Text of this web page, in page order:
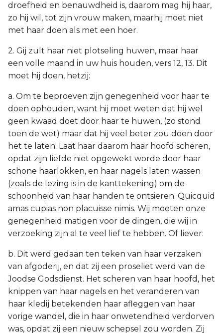
droefheid en benauwdheid is, daarom mag hij haar,
zo hij wil, tot zijn vrouw maken, maarhij moet niet
met haar doen als met een hoer.
2. Gij zult haar niet plotseling huwen, maar haar
een volle maand in uw huis houden, vers 12, 13. Dit
moet hij doen, hetzij:
a. Om te beproeven zijn genegenheid voor haar te
doen ophouden, want hij moet weten dat hij wel
geen kwaad doet door haar te huwen, (zo stond
toen de wet) maar dat hij veel beter zou doen door
het te laten. Laat haar daarom haar hoofd scheren,
opdat zijn liefde niet opgewekt worde door haar
schone haarlokken, en haar nagels laten wassen
(zoals de lezing is in de kanttekening) om de
schoonheid van haar handen te ontsieren. Quicquid
amas cupias non placuisse nimis. Wij moeten onze
genegenheid matigen voor de dingen, die wij in
verzoeking zijn al te veel lief te hebben. Of liever:
b. Dit werd gedaan ten teken van haar verzaken
van afgoderij, en dat zij een proseliet werd van de
Joodse Godsdienst. Het scheren van haar hoofd, het
knippen van haar nagels en het veranderen van
haar kledij betekenden haar afleggen van haar
vorige wandel, die in haar onwetendheid verdorven
was, opdat zij een nieuw schepsel zou worden. Zij